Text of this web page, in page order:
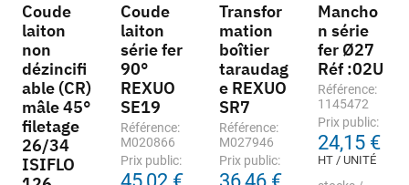
Coude
laiton
non
dézincifi
able (CR)
mâle 45°
filetage
26/34
ISIFLO
Coude
laiton
série fer
90°
REXUO
SE19
Référence:
M020866
Prix public:
Transfor
mation
boîtier
taraudag
e REXUO
SR7
Référence:
M027946
Prix public:
Mancho
n série
fer Ø27
Réf :02U
Référence:
1145472
Prix public:
24,15 €
HT / UNITÉ